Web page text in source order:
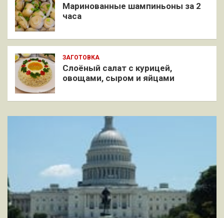
Маринованные шампиньоны за 2
часа
ЗАГОТОВКА
Слоёный салат с курицей,
овощами, сыром и яйцами